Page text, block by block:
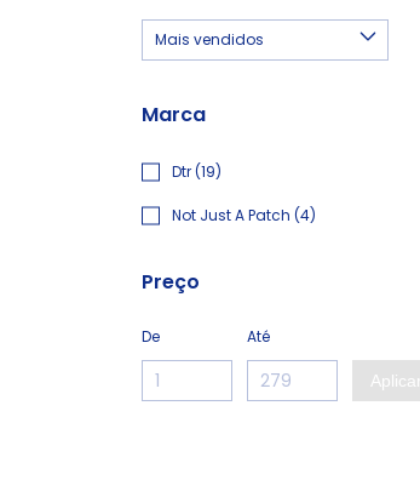
Marca
Dtr (19)
Not Just A Patch (4)
Preço
De Até
Aplicar